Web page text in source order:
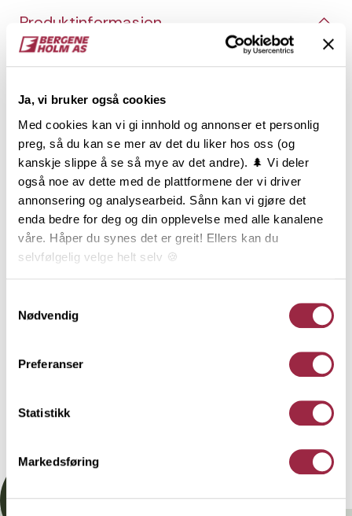
Ja, vi bruker også cookies
Med cookies kan vi gi innhold og annonser et personlig
preg, så du kan se mer av det du liker hos oss (og
kanskje slippe å se så mye av det andre). 🌲 Vi deler
også noe av dette med de plattformene der vi driver
annonsering og analysearbeid. Sånn kan vi gjøre det
enda bedre for deg og din opplevelse med alle kanalene
våre. Håper du synes det er greit! Ellers kan du
selvfølgelig velge helt selv 🍪
Nødvendig
Preferanser
Statistikk
Markedsføring
Produktinformasjon
Glattkanter er firkantede trespiler helt uten profil,
produksjon av småmøbler, til vegger og tak i form av
spileverk. Det er kun fantasien som setter
begrensning til formvalg og bruksområde.
Glattkanter i furu lagerføres i et stort antall
dimensjoner, fra 6 til 34 mm tykkelse og fra 21 til 195
mm bredde. Glattkanter i furu med skarpe kanter er
produsert av listverksråstoff, og er i prinsippet er et
kvistfritt produkt. Glattkanter i furu med avrundede
kanter leveres både i listverkskvalitet (uten kvist) og
i natur (med kvist – lik panel).
Behandling